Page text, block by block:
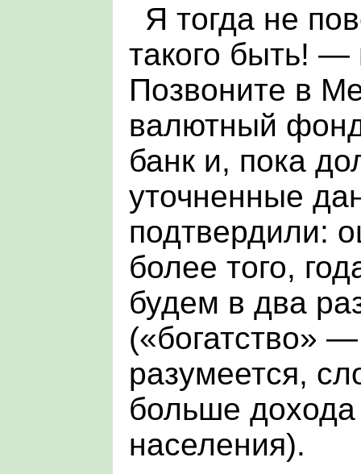
Я тогда не
такого быть!
Позвоните в
валютный
банк и, пока
уточненные
подтвердили:
более того,
будем в два
(«богатство»
разумеется,
больше
населения).